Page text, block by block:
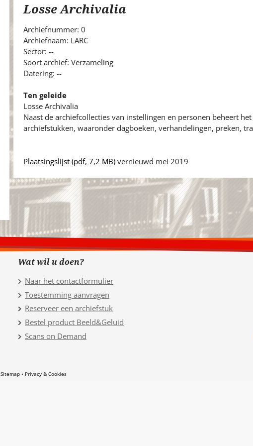
Losse Archivalia
Archiefnummer: 0
Archiefnaam: LARC
Sector: --
Soort archief: Verzameling
Datering: --
Ten geleide
Losse Archivalia
Naast de archiefcollecties van instellingen en personen beheert
archiefstukken, waaronder dagboeken, verhandelingen, preken,
Plaatsingslijst(pdf, 7,2 MB)vernieuwd mei 2019
Wat wil u doen?
Naar het contactformulier
Toestemming aanvragen
Reserveer een archiefstuk
Bestel product Beeld&Geluid
Scans on Demand
Sitemap Privacy & Cookies